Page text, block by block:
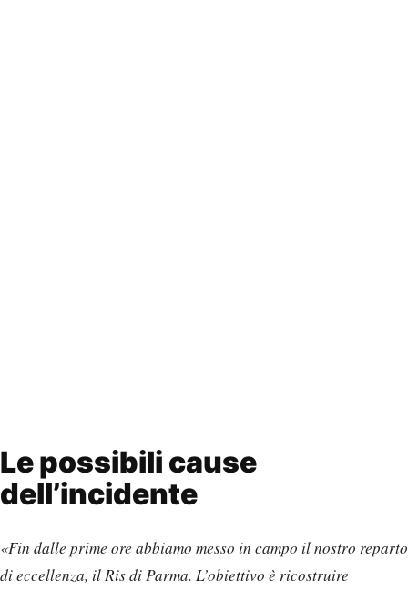
Le possibili cause
dell’incidente
«Fin dalle prime ore abbiamo messo in campo il nostro reparto
di eccellenza, il Ris di Parma. L’obiettivo è ricostruire